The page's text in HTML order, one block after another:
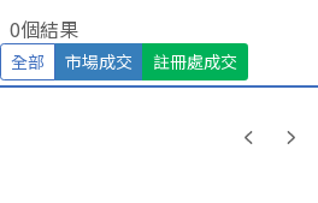
0個結果
全部
市場成交 註冊處成交